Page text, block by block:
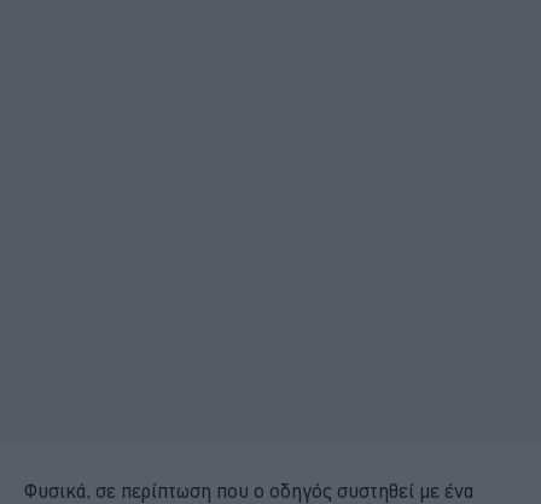
Φυσικά, σε περίπτωση που ο οδηγός συστηθεί με ένα